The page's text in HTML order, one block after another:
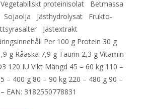
proteinisolat Betmassa
Jästhydrolysat Frukto-
Jästextrakt
Per 100 g Protein 30 g
g Råaska 7,9 g Taurin 2,3 g Vitamin
120 IU Vikt Mängd 45 – 60 kg 110 –
– 400 g 80 – 90 kg 220 – 480 g 90 –
EAN: 3182550778831